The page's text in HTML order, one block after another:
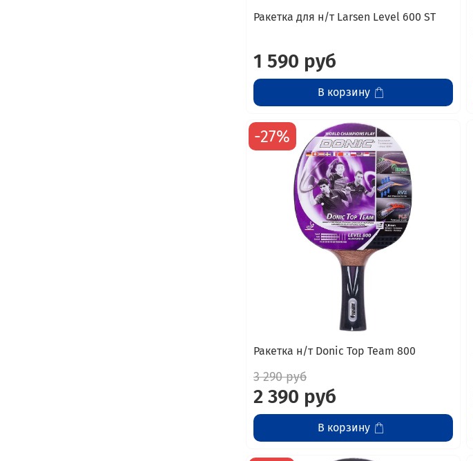
Ракетка для н/т Larsen Level 600 ST
1 590 руб
В корзину
-27%
Ракетка н/т Donic Top Team 800
3 290 руб
2 390 руб
В корзину